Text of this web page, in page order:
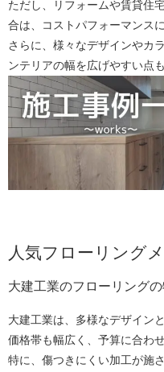
ただし、リフォームや賃貸住
合は、コストパフォーマンス
さらに、様々なデザインやカ
ンテリアの幅を広げやすい点
人気フローリング
大建工業のフローリング
大建工業は、多様なデザイン
価格帯も幅広く、予算に合わ
特に、傷つきにくい加工が施